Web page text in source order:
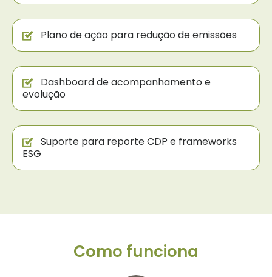
Plano de ação para redução de emissões
Dashboard de acompanhamento e
evolução
Suporte para reporte CDP e frameworks
ESG
Como funciona